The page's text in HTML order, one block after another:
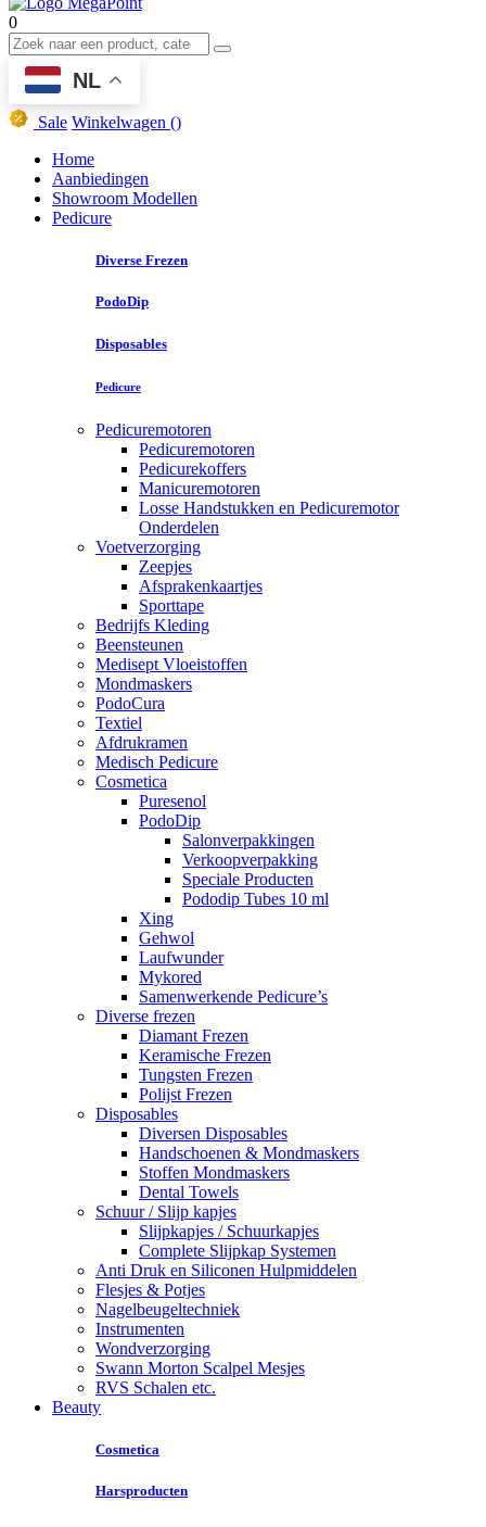
0
NL
Sale Winkelwagen ()
Home
Aanbiedingen
Showroom Modellen
Pedicure
Diverse Frezen
PodoDip
Disposables
Pedicure
Pedicuremotoren
Pedicuremotoren
Pedicurekoffers
Manicuremotoren
Losse Handstukken en Pedicuremotor
Onderdelen
Voetverzorging
Zeepjes
Afsprakenkaartjes
Sporttape
Bedrijfs Kleding
Beensteunen
Medisept Vloeistoffen
Mondmaskers
PodoCura
Textiel
Afdrukramen
Medisch Pedicure
Cosmetica
Puresenol
PodoDip
Salonverpakkingen
Verkoopverpakking
Speciale Producten
Pododip Tubes 10 ml
Xing
Gehwol
Laufwunder
Mykored
Samenwerkende Pedicure’s
Diverse frezen
Diamant Frezen
Keramische Frezen
Tungsten Frezen
Polijst Frezen
Disposables
Diversen Disposables
Handschoenen & Mondmaskers
Stoffen Mondmaskers
Dental Towels
Schuur / Slijp kapjes
Slijpkapjes / Schuurkapjes
Complete Slijpkap Systemen
Anti Druk en Siliconen Hulpmiddelen
Flesjes & Potjes
Nagelbeugeltechniek
Instrumenten
Wondverzorging
Swann Morton Scalpel Mesjes
RVS Schalen etc.
Beauty
Cosmetica
Harsproducten